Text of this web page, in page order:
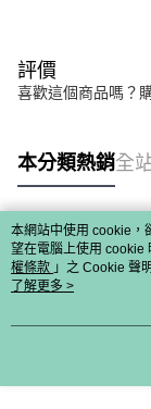
評價
喜歡這個商品嗎？
本分類熱銷全
熱門標籤
本網站中使用 cookie，
望在電腦上使用 cookie
權條款 」之 Cookie 聲
用條款之 Cookie 聲明
了解更多 >